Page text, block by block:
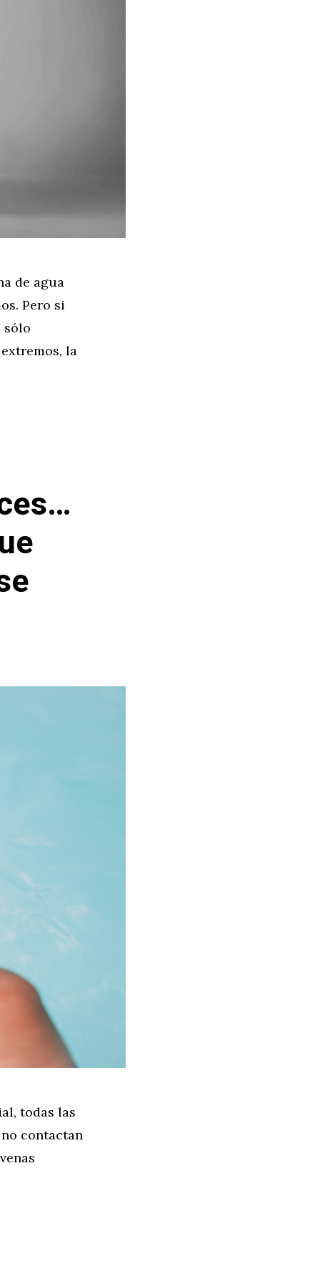
de agua
Pero si
sólo
la
todas las
contactan